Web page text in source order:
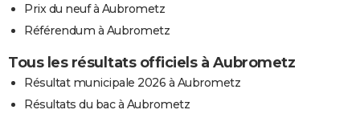
Prix du neuf à Aubrometz
Référendum à Aubrometz
Tous les résultats officiels à Aubrometz
Résultat municipale 2026 à Aubrometz
Résultats du bac à Aubrometz